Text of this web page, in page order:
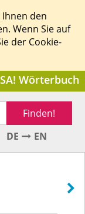
den
Wenn Sie auf
der Cookie-
Wörterbuch
Finden!
DE
EN